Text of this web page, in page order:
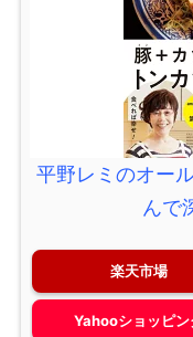
平野レミのオー
んで
楽天市場
Yahooショッピン